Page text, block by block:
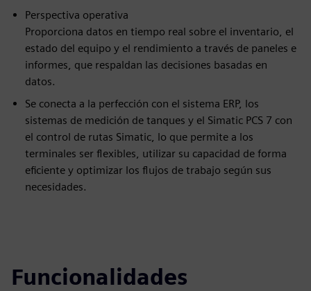
Perspectiva operativa
Proporciona datos en tiempo real sobre el inventario, el
estado del equipo y el rendimiento a través de paneles e
informes, que respaldan las decisiones basadas en
datos.
Se conecta a la perfección con el sistema ERP, los
sistemas de medición de tanques y el Simatic PCS 7 con
el control de rutas Simatic, lo que permite a los
terminales ser flexibles, utilizar su capacidad de forma
eficiente y optimizar los flujos de trabajo según sus
necesidades.
Funcionalidades